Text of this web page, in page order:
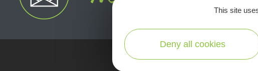
This site
Deny all cookies